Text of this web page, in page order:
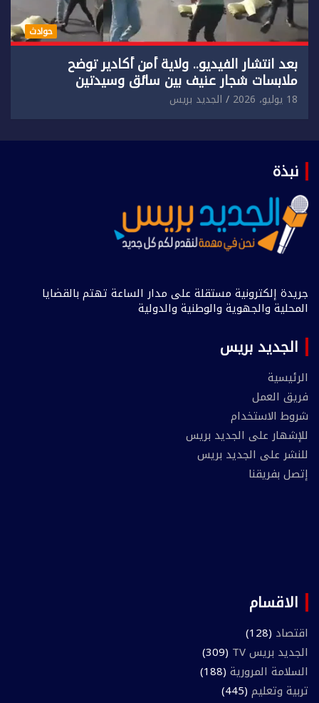
حوادث
بعد انتشار الفيديو.. ولاية أمن أكادير توضح
ملابسات شجار عنيف بين سائق وسيدتين
18 يوليو، 2026 الجديد بريس
نبذة
جريدة إلكترونية مستقلة على مدار الساعة تهتم بالقضايا
المحلية والجهوية والوطنية والدولية
الجديد بريس
الرئيسية
فريق العمل
شروط الاستخدام
للإشهار على الجديد بريس
للنشر على الجديد بريس
إتصل بفريقنا
الاقسام
اقتصاد (128)
الجديد بريس TV
(309)
السلامة المرورية (188)
تربية وتعليم (445)